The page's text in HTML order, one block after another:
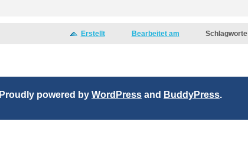
Erstellt Bearbeitet am Schlagworte
Proudly powered by WordPress and BuddyPress.